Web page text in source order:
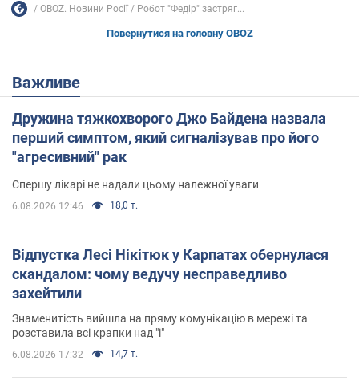
OBOZ. Новини Росії Робот "Федір" застряг...
Повернутися на головну OBOZ
Важливе
Дружина тяжкохворого Джо Байдена назвала
перший симптом, який сигналізував про його
"агресивний" рак
Спершу лікарі не надали цьому належної уваги
6.08.2026 12:46 18,0 т.
Відпустка Лесі Нікітюк у Карпатах обернулася
скандалом: чому ведучу несправедливо
захейтили
Знаменитість вийшла на пряму комунікацію в мережі та
розставила всі крапки над "і"
6.08.2026 17:32 14,7 т.